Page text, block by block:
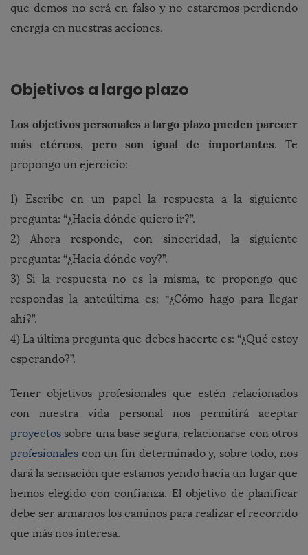
que demos no será en falso y no estaremos perdiendo
energía en nuestras acciones.
Objetivos a largo plazo
Los objetivos personales a largo plazo pueden parecer
más etéreos, pero son igual de importantes. Te
propongo un ejercicio:
1) Escribe en un papel la respuesta a la siguiente
pregunta: “¿Hacia dónde quiero ir?”.
2) Ahora responde, con sinceridad, la siguiente
pregunta: “¿Hacia dónde voy?”.
3) Si la respuesta no es la misma, te propongo que
respondas la anteúltima es: “¿Cómo hago para llegar
ahí?”.
4) La última pregunta que debes hacerte es: “¿Qué estoy
esperando?”.
Tener objetivos profesionales que estén relacionados
con nuestra vida personal nos permitirá aceptar
proyectos sobre una base segura, relacionarse con otros
profesionales con un fin determinado y, sobre todo, nos
dará la sensación que estamos yendo hacia un lugar que
hemos elegido con confianza. El objetivo de planificar
debe ser armarnos los caminos para realizar el recorrido
que más nos interesa.